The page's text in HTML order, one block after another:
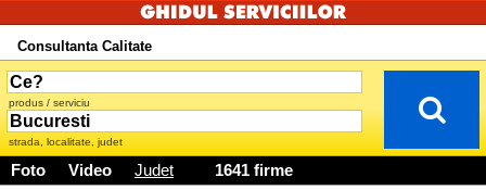
Consultanta Calitate
produs / serviciu
strada, localitate, judet
Foto Video Judet 1641 firme